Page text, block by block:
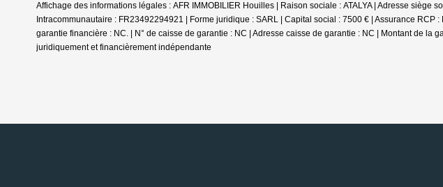
Affichage des informations légales : AFR IMMOBILIER Houilles | Raison sociale : ATALYA | Adresse
Intracommunautaire : FR23492294921 | Forme juridique : SARL | Capital social : 7500 € | Assurance RCP :
garantie financière : NC. | N° de caisse de garantie : NC | Adresse caisse de garantie : NC | Montant de la
juridiquement et financièrement indépendante